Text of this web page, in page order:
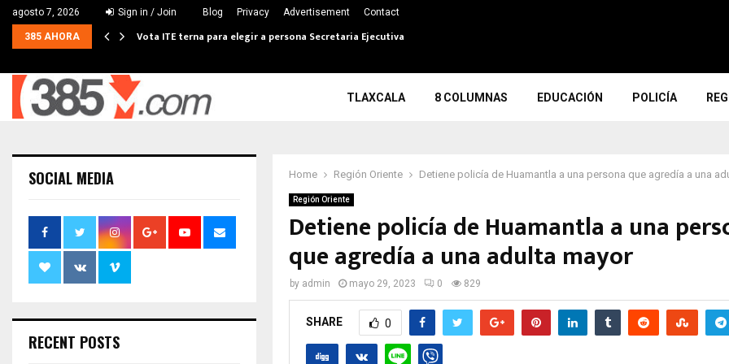
agosto 7, 2026 Sign in / Join Blog Privacy Advertisement Contact
385 AHORA Vota ITE terna para elegir a persona Secretaria Ejecutiva
TLAXCALA 8 COLUMNAS EDUCACIÓN POLICÍA
Home Región Oriente Detiene policía de Huamantla a una persona que agredía a una
Región Oriente
Detiene policía de Huamantla a una
que agredía a una adulta mayor
by admin mayo 29, 2023 0 829
SHARE 0
SOCIAL MEDIA
RECENT POSTS